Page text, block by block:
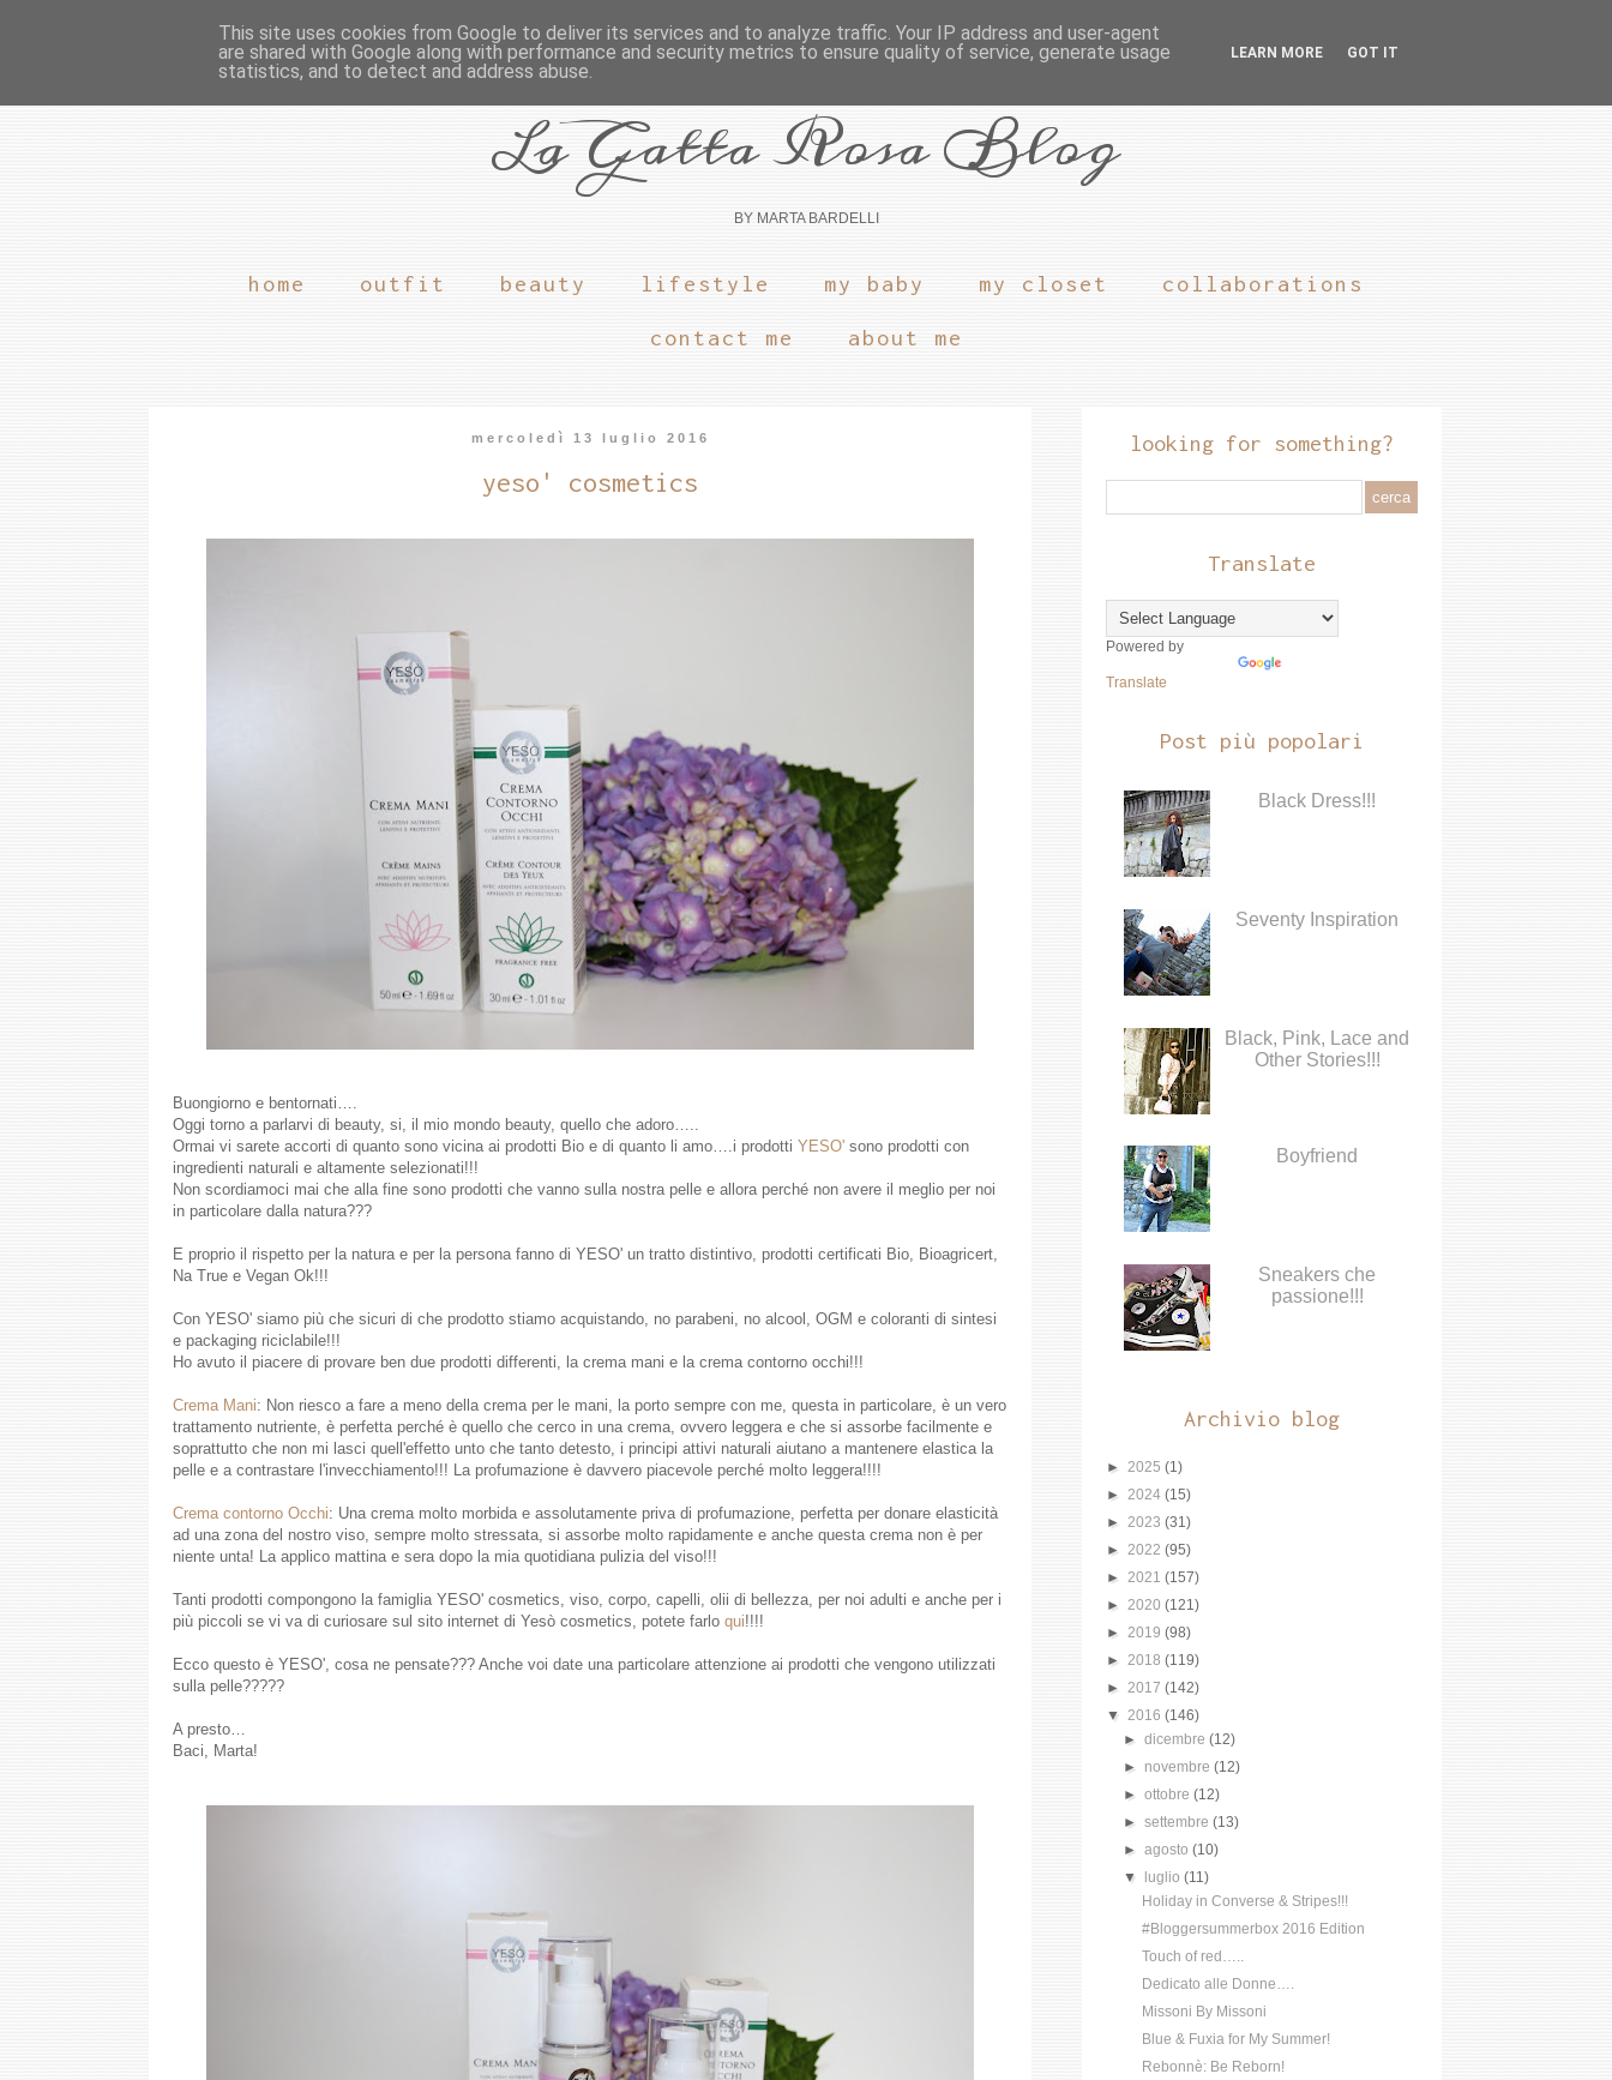
La Gatta Rosa Blog
BY MARTA BARDELLI
home outfit beauty lifestyle my baby my closet collaborations
contact me about me
mercoledì 13 luglio 2016
yeso' cosmetics
Buongiorno e bentornati….
Oggi torno a parlarvi di beauty, si, il mio mondo beauty, quello che adoro…..
Ormai vi sarete accorti di quanto sono vicina ai prodotti Bio e di quanto li amo….i prodotti YESO' sono prodotti con
ingredienti naturali e altamente selezionati!!!
Non scordiamoci mai che alla fine sono prodotti che vanno sulla nostra pelle e allora perché non avere il meglio per noi
in particolare dalla natura???
E proprio il rispetto per la natura e per la persona fanno di YESO' un tratto distintivo, prodotti certificati Bio, Bioagricert,
Na True e Vegan Ok!!!
Con YESO' siamo più che sicuri di che prodotto stiamo acquistando, no parabeni, no alcool, OGM e coloranti di sintesi
e packaging riciclabile!!!
Ho avuto il piacere di provare ben due prodotti differenti, la crema mani e la crema contorno occhi!!!
Crema Mani: Non riesco a fare a meno della crema per le mani, la porto sempre con me, questa in particolare, è un vero
trattamento nutriente, è perfetta perché è quello che cerco in una crema, ovvero leggera e che si assorbe facilmente e
soprattutto che non mi lasci quell'effetto unto che tanto detesto, i principi attivi naturali aiutano a mantenere elastica la
pelle e a contrastare l'invecchiamento!!! La profumazione è davvero piacevole perché molto leggera!!!!
Crema contorno Occhi: Una crema molto morbida e assolutamente priva di profumazione, perfetta per donare elasticità
ad una zona del nostro viso, sempre molto stressata, si assorbe molto rapidamente e anche questa crema non è per
niente unta! La applico mattina e sera dopo la mia quotidiana pulizia del viso!!!
Tanti prodotti compongono la famiglia YESO' cosmetics, viso, corpo, capelli, olii di bellezza, per noi adulti e anche per i
più piccoli se vi va di curiosare sul sito internet di Yesò cosmetics, potete farlo qui!!!!
Ecco questo è YESO', cosa ne pensate??? Anche voi date una particolare attenzione ai prodotti che vengono utilizzati
sulla pelle?????
A presto…
Baci, Marta!
looking for something?
Translate
Powered by
Translate
Post più popolari
Black Dress!!!
Seventy Inspiration
Black, Pink, Lace and
Other Stories!!!
Boyfriend
Sneakers che
passione!!!
Archivio blog
► 2025 (1)
► 2024 (15)
► 2023 (31)
► 2022 (95)
► 2021 (157)
► 2020 (121)
► 2019 (98)
► 2018 (119)
► 2017 (142)
▼ 2016 (146)
►dicembre(12)
► novembre(12)
►ottobre(12)
►settembre(13)
►agosto(10)
▼
luglio(11)
Holiday in Converse & Stripes!!!
#Bloggersummerbox 2016 Edition
Touch of red…..
Dedicato alle Donne….
Missoni By Missoni
Blue & Fuxia for My Summer!
Rebonnè: Be Reborn!
This site uses cookies from Google to deliver its services and to analyze traffic. Your IP address and user-agent
are shared with Google along with performance and security metrics to ensure quality of service, generate usage
statistics, and to detect and address abuse.
LEARN MORE GOT IT